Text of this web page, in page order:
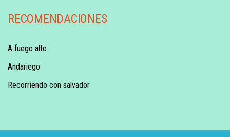
RECOMENDACIONES
A fuego alto
Andariego
Recorriendo con salvador